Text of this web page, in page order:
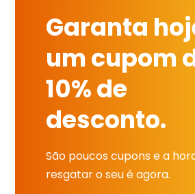
Garanta
um cupom
10% de
desconto.
São poucos cupons e a
resgatar o seu é agora.